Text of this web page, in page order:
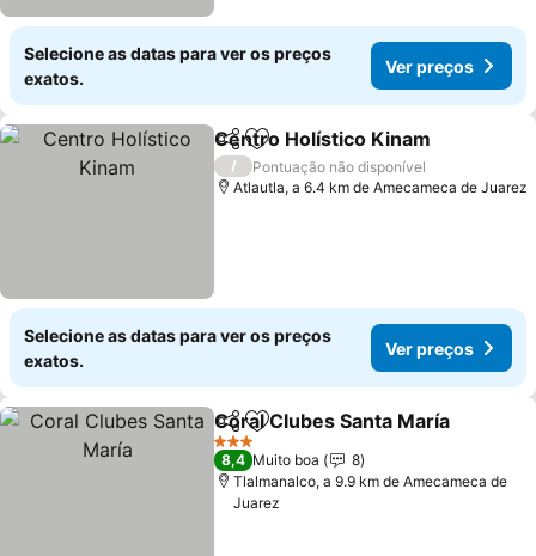
Selecione as datas para ver os preços
exatos.
Ver preços
PartilharAdicionar aos favoritos
Centro Holístico Kinam
/
Pontuação não disponível
Atlautla, a 6.4 km de Amecameca de Juarez
Selecione as datas para ver os preços
exatos.
Ver preços
PartilharAdicionar aos favoritos
Coral Clubes Santa María
3 Estrelas
8,4 Muito boa
8
Tlalmanalco, a 9.9 km de Amecameca de
Juarez